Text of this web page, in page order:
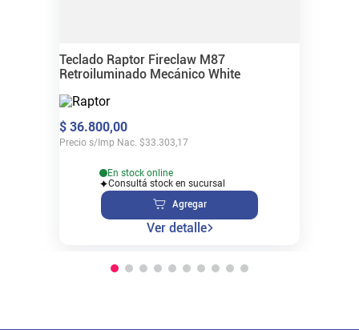
Teclado Raptor Fireclaw M87
Retroiluminado Mecánico White
$ 36.800,00
Precio s/Imp Nac. $33.303,17
En stock online
Consultá stock en sucursal
Agregar
Ver detalle